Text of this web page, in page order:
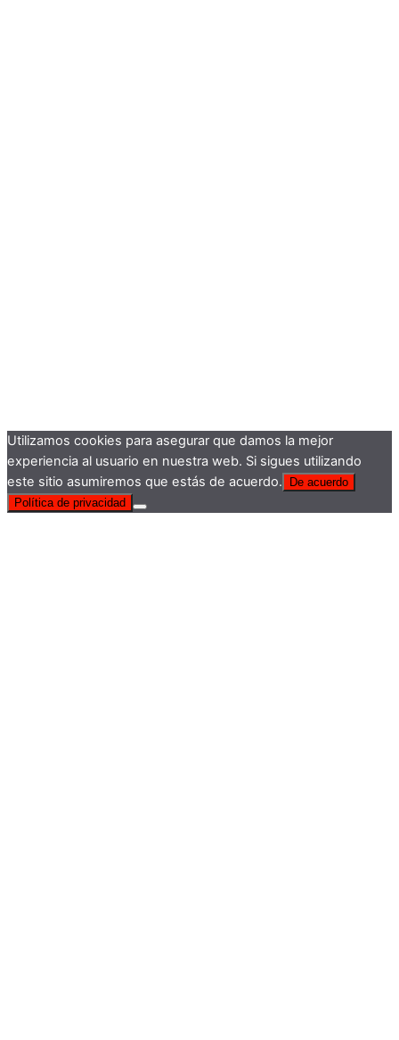
Utilizamos cookies para asegurar que damos la mejor
experiencia al usuario en nuestra web. Si sigues utilizando
este sitio asumiremos que estás de acuerdo.
De acuerdo
Política de privacidad